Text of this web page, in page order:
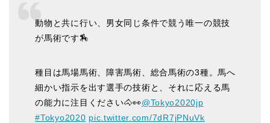
動物と共に行い、男女同じ条件で競う唯一の競技
が馬術です🏇
種目は馬場馬術、障害馬術、総合馬術の3種。馬へ
細かい指示を出す選手の技術と、それに応える馬
の能力に注目ください🐴👀@Tokyo2020jp
#Tokyo2020 pic.twitter.com/7dR7jPNuVk